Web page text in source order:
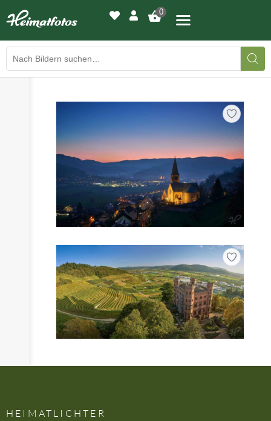
0
BILDERGALERIE
DRUCKQUALITÄTEN
LED-LEUCHTBILDER
WIR DRUCKEN IHR BILD
AUSSTELLUNGEN
KONTAKT
HEIMATLICHTER